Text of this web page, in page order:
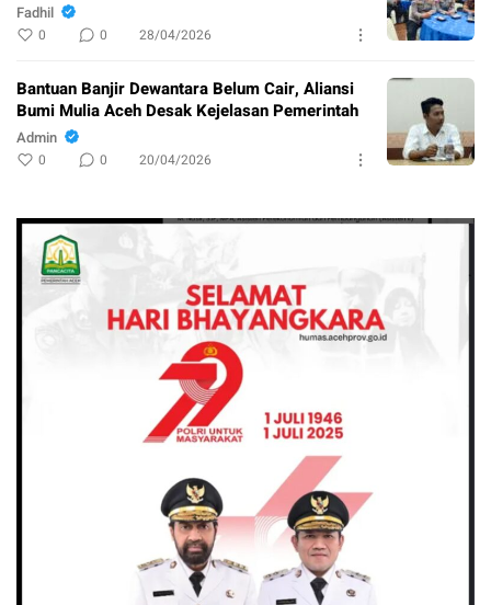
Fadhil
0 0 28/04/2026
Bantuan Banjir Dewantara Belum Cair, Aliansi
Bumi Mulia Aceh Desak Kejelasan Pemerintah
Admin
0 0 20/04/2026